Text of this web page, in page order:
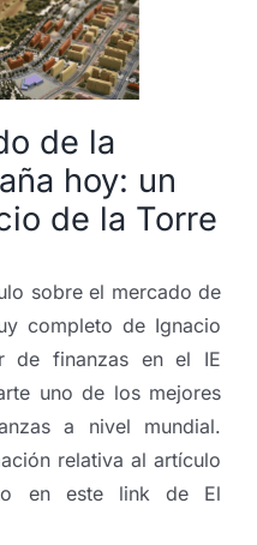
de la
hoy: un
de la Torre
sobre el mercado de
completo de Ignacio
de finanzas en el IE
uno de los mejores
a nivel mundial.
relativa al artículo
en este link de El